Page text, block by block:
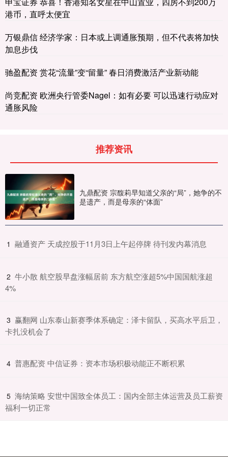
港币，直呼太便宜
万银鼎信 经济学家：日本或上调通胀预期，但不代表将加快
加息步伐
驰盈配资 赏花“流量”变“留量” 春日消费激活产业新动能
尚竞配资 欧洲央行管委Nagel：如有必要 可以迅速行动应对
通胀风险
推荐资讯
九鼎配资 宗馥莉早知道父亲的“局”，她争的不
是遗产，而是母亲的“体面”
1 ​融通资产 天成控股于11月3日上午起停牌 待刊发内幕消息
2 ​牛小散 航空股早盘涨幅居前 东方航空涨超5%中国国航涨超
4%
3 ​赢翻网 山东泰山新赛季体系确定：泽卡留队，买高水平后卫，
卡扎没机会了
4 ​普惠配资 中信证券：资本市场积极动能正不断积累
5 ​海纳策略 安世中国致全体员工：国内全部主体运营及员工薪资
福利一切正常